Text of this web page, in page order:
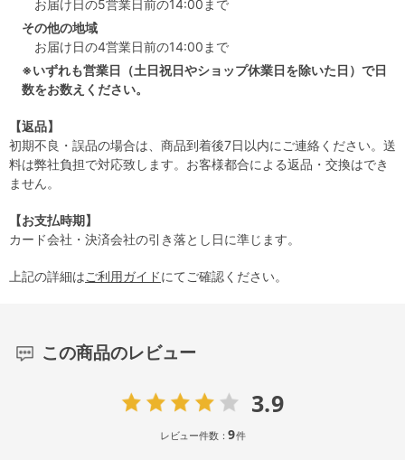
お届け日の5営業日前の14:00まで
その他の地域
お届け日の4営業日前の14:00まで
※いずれも営業日（土日祝日やショップ休業日を除いた日）で日
数をお数えください。
【返品】
初期不良・誤品の場合は、商品到着後7日以内にご連絡ください。送
料は弊社負担で対応致します。お客様都合による返品・交換はでき
ません。
【お支払時期】
カード会社・決済会社の引き落とし日に準じます。
上記の詳細はご利用ガイドにてご確認ください。
この商品のレビュー
3.9
レビュー件数：9件